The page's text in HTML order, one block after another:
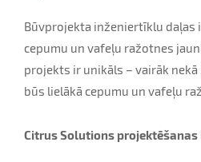
Būvprojekta inženiertīklu daļas
cepumu un vafeļu ražotnes
projekts ir unikāls – vairāk
būs lielākā cepumu un vafeļu
Citrus Solutions